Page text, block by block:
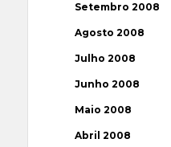
Setembro 2008
Agosto 2008
Julho 2008
Junho 2008
Maio 2008
Abril 2008